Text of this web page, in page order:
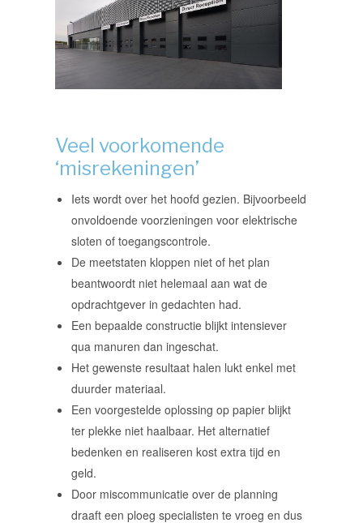
Veel voorkomende
‘misrekeningen’
Iets wordt over het hoofd gezien. Bijvoorbeeld
onvoldoende voorzieningen voor elektrische
sloten of toegangscontrole.
De meetstaten kloppen niet of het plan
beantwoordt niet helemaal aan wat de
opdrachtgever in gedachten had.
Een bepaalde constructie blijkt intensiever
qua manuren dan ingeschat.
Het gewenste resultaat halen lukt enkel met
duurder materiaal.
Een voorgestelde oplossing op papier blijkt
ter plekke niet haalbaar. Het alternatief
bedenken en realiseren kost extra tijd en
geld.
Door miscommunicatie over de planning
draaft een ploeg specialisten te vroeg en dus